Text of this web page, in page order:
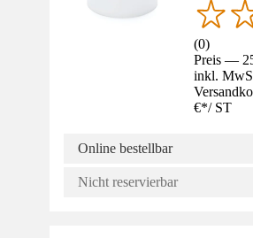
(0)
Preis —
inkl.
€*/ ST
Online bestellbar
Nicht reservierbar